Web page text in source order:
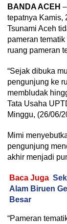
BANDA ACEH
tepatnya Kamis,
Tsunami Aceh
pameran
ruang pameran
“Sejak dibuka
pengunjung ke
membludak
Tata Usaha
Minggu, (26/06/
Mimi
pengunjung
akhir menjadi
Baca Juga
Alam Biruen
Besar
“Pameran